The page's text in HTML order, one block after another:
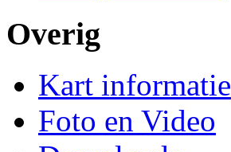
Overig
Kart informatie
Foto en Video